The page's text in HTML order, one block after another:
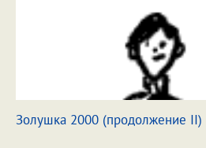
Золушка 2000 (продолжение II)